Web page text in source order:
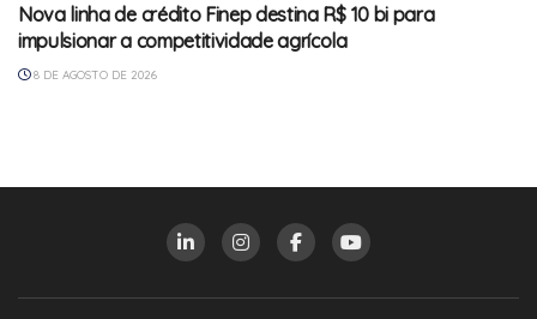
Nova linha de crédito Finep destina R$ 10 bi para
impulsionar a competitividade agrícola
8 DE AGOSTO DE 2026